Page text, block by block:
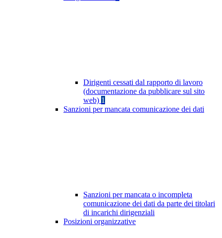
Dirigenti cessati dal rapporto di lavoro
(documentazione da pubblicare sul sito
web) 1
Sanzioni per mancata comunicazione dei dati
Sanzioni per mancata o incompleta
comunicazione dei dati da parte dei titolari
di incarichi dirigenziali
Posizioni organizzative